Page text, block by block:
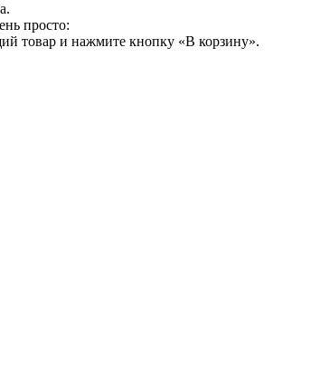
просто:
товар и нажмите кнопку «В корзину».